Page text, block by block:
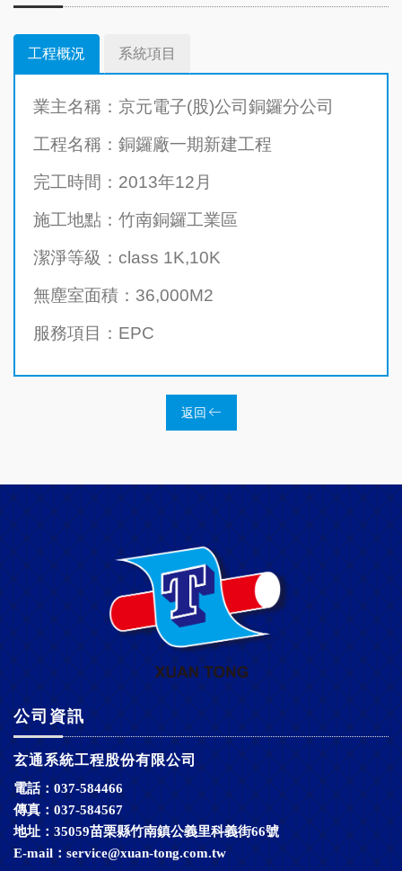
工程概況 系統項目
業主名稱：京元電子(股)公司銅鑼分公司
工程名稱：銅鑼廠一期新建工程
完工時間：2013年12月
施工地點：竹南銅鑼工業區
潔淨等級：class 1K,10K
無塵室面積：36,000M2
服務項目：EPC
返回
公司資訊
玄通系統工程股份有限公司
電話：037-584466
傳真：037-584567
地址：35059苗栗縣竹南鎮公義里科義街66號
E-mail： service@xuan-tong.com.tw